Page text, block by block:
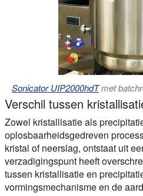
Sonicator UIP2000hdTmet
Verschil tussen
Zowel kristallisatie als
oplosbaarheidsgedreven
kristal of neerslag, ontstaat uit
verzadigingspunt heeft
tussen kristallisatie en
vormingsmechanisme en de